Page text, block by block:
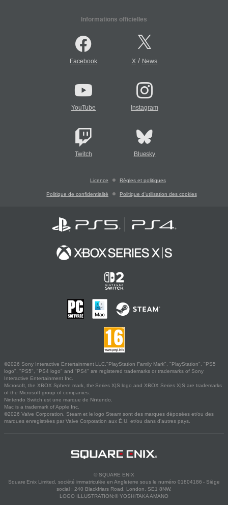
Informations officielles
Facebook X/ News
YouTube Instagram
Twitch Bluesky
Licence Règles et politiques
Politique de confidentialité Politique d'utilisation des cookies
©2026 Sony Interactive Entertainment LLC."PlayStation Family Mark", "PlayStation", "PS5
logo", "PS5", "PS4 logo" and "PS4" are registered trademarks or trademarks of Sony
Interactive Entertainment Inc.
Microsoft, the XBOX Sphere mark, the Series X|S logo and XBOX Series X|S are trademarks
of the Microsoft group of companies.
Nintendo Switch est une marque de Nintendo.
Mac is a trademark of Apple Inc.
©2026 Valve Corporation. Steam et le logo Steam sont des marques déposées et/ou des
marques enregistrées par Valve Corporation aux É.U. et/ou dans d'autres pays.
© SQUARE ENIX
Square Enix Limited, société immatriculée en Angleterre sous le numéro 01804186 - Siège
social : 240 Blackfriars Road, London, SE1 8NW.
LOGO ILLUSTRATION:© YOSHITAKA AMANO